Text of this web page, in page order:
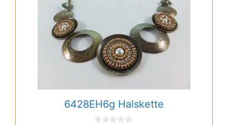
6428EH6g Halskette